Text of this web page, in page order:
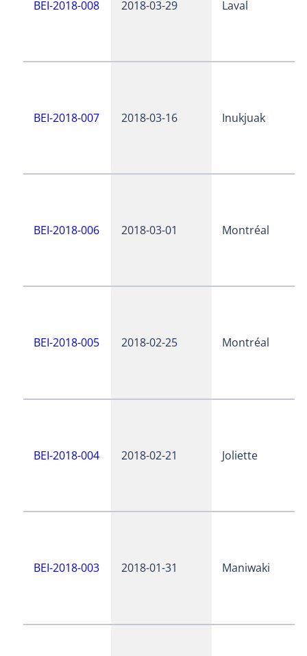
BEI-2018-008 2018-03-29 Laval
BEI-2018-007 2018-03-16 Inukjuak
BEI-2018-006 2018-03-01 Montréal
BEI-2018-005 2018-02-25 Montréal
BEI-2018-004 2018-02-21 Joliette
BEI-2018-003 2018-01-31 Maniwaki